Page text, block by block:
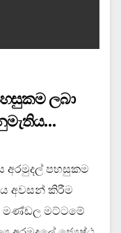
ලබා
අරමුදල් පහසුකම
අවසන් කිරීම
මණ්ඩල මට්ටමේ